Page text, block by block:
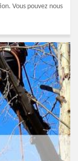
Vous pouvez nous